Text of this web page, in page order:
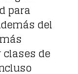
para
del
de